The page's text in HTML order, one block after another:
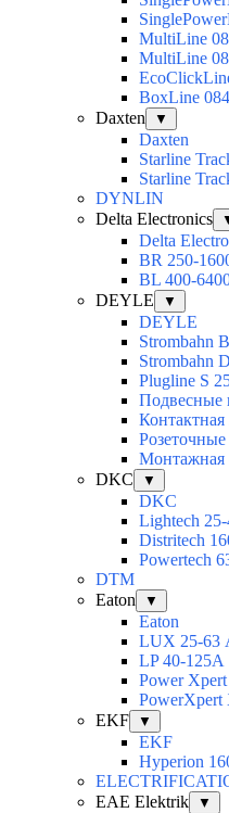
MultiLine
MultiLine
BoxLine
Daxten
▼
Daxten
Starline
Starline
DYNLIN
Delta Electronics
Delta
BR 250-
BL 400-
DEYLE
▼
DEYLE
Strombahn
Strombahn
Plugline S
Подвесные
Монтажная
DKC
▼
DKC
Lightech
Distritech
Powertech
DTM
Eaton
▼
Eaton
LUX 25-63
LP 40-125A
Power
PowerXpert
EKF
▼
EKF
Hyperion
EAE Elektrik
▼